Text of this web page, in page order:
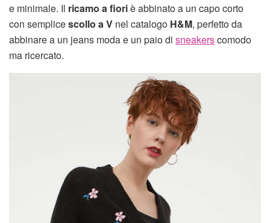
e minimale. Il ricamo a fioriè abbinato a un capo corto
con semplicescollo a V nel catalogo H&M, perfetto da
abbinare a un jeans moda e un paio di sneakerscomodo
ma ricercato.